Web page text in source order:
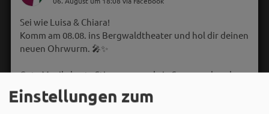
Sei wie Luisa & Chiara!
Komm am 08.08. ins Bergwaldtheater und hol dir deinen
neuen Ohrwurm. 🎤✨
Gute Musik, beste Stimmung und ein Sommerabend,
der im Kopf bleibt. 🌿🎵
Einstellungen zum